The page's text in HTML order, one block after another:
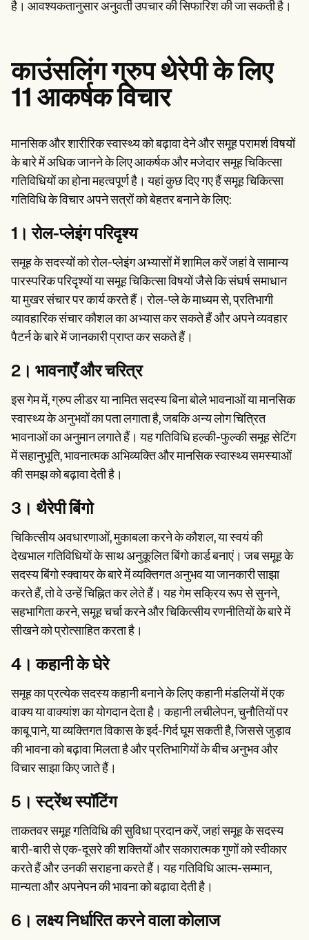
है। आवश्यकतानुसार अनुवर्ती उपचार की सिफारिश की जा सकती है।
काउंसलिंग ग्रुप थेरेपी के लिए
11 आकर्षक विचार
मानसिक और शारीरिक स्वास्थ्य को बढ़ावा देने और समूह परामर्श विषयों
के बारे में अधिक जानने के लिए आकर्षक और मजेदार समूह चिकित्सा
गतिविधियों का होना महत्वपूर्ण है। यहां कुछ दिए गए हैं समूह चिकित्सा
गतिविधि के विचार अपने सत्रों को बेहतर बनाने के लिए:
1। रोल-प्लेइंग परिदृश्य
समूह के सदस्यों को रोल-प्लेइंग अभ्यासों में शामिल करें जहां वे सामान्य
पारस्परिक परिदृश्यों या समूह चिकित्सा विषयों जैसे कि संघर्ष समाधान
या मुखर संचार पर कार्य करते हैं। रोल-प्ले के माध्यम से, प्रतिभागी
व्यावहारिक संचार कौशल का अभ्यास कर सकते हैं और अपने व्यवहार
पैटर्न के बारे में जानकारी प्राप्त कर सकते हैं।
2। भावनाएँ और चरित्र
इस गेम में, ग्रुप लीडर या नामित सदस्य बिना बोले भावनाओं या मानसिक
स्वास्थ्य के अनुभवों का पता लगाता है, जबकि अन्य लोग चित्रित
भावनाओं का अनुमान लगाते हैं। यह गतिविधि हल्की-फुल्की समूह सेटिंग
में सहानुभूति, भावनात्मक अभिव्यक्ति और मानसिक स्वास्थ्य समस्याओं
की समझ को बढ़ावा देती है।
3। थैरेपी बिंगो
चिकित्सीय अवधारणाओं, मुकाबला करने के कौशल, या स्वयं की
देखभाल गतिविधियों के साथ अनुकूलित बिंगो कार्ड बनाएं। जब समूह के
सदस्य बिंगो स्क्वायर के बारे में व्यक्तिगत अनुभव या जानकारी साझा
करते हैं, तो वे उन्हें चिह्नित कर लेते हैं। यह गेम सक्रिय रूप से सुनने,
सहभागिता करने, समूह चर्चा करने और चिकित्सीय रणनीतियों के बारे में
सीखने को प्रोत्साहित करता है।
4। कहानी के घेरे
समूह का प्रत्येक सदस्य कहानी बनाने के लिए कहानी मंडलियों में एक
वाक्य या वाक्यांश का योगदान देता है। कहानी लचीलेपन, चुनौतियों पर
काबू पाने, या व्यक्तिगत विकास के इर्द-गिर्द घूम सकती है, जिससे जुड़ाव
की भावना को बढ़ावा मिलता है और प्रतिभागियों के बीच अनुभव और
विचार साझा किए जाते हैं।
5। स्ट्रेंथ स्पॉटिंग
ताकतवर समूह गतिविधि की सुविधा प्रदान करें, जहां समूह के सदस्य
बारी-बारी से एक-दूसरे की शक्तियों और सकारात्मक गुणों को स्वीकार
करते हैं और उनकी सराहना करते हैं। यह गतिविधि आत्म-सम्मान,
मान्यता और अपनेपन की भावना को बढ़ावा देती है।
6। लक्ष्य निर्धारित करने वाला कोलाज